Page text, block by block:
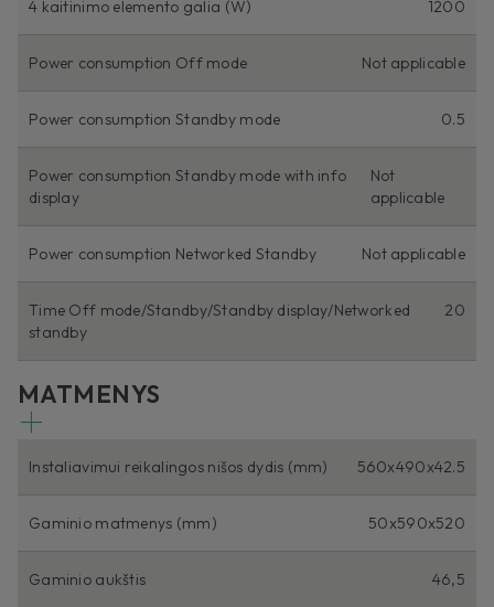
4 kaitinimo elemento galia (W) 1200
Power consumption Off mode Not applicable
Power consumption Standby mode 0.5
Power consumption Standby mode with info
display
Not
applicable
Power consumption Networked Standby Not applicable
Time Off mode/Standby/Standby display/Networked
standby
20
MATMENYS
Instaliavimui reikalingos nišos dydis (mm) 560x490x42.5
Gaminio matmenys (mm) 50x590x520
Gaminio aukštis 46,5